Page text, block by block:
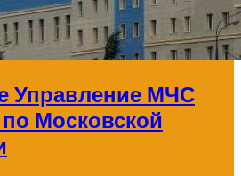
Управление МЧС
Московской